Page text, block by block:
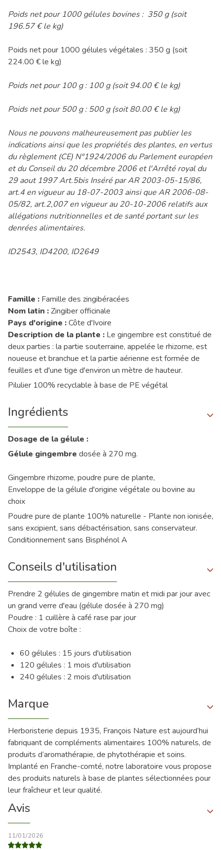
Poids net pour 1000 gélules bovines : 350 g (soit
196.57 € le kg)
Poids net pour 1000 gélules végétales : 350 g (soit
224.00 € le kg)
Poids net pour 100 g : 100 g (soit 94.00 € le kg)
Poids net pour 500 g : 500 g (soit 80.00 € le kg)
Nous ne pouvons malheureusement pas publier les
indications ainsi que les propriétés des plantes, en vertus
du règlement (CE) N°1924/2006 du Parlement européen
et du Conseil du 20 décembre 2006 et l'Arrêté royal du
29 aout 1997 Art.5bis Inséré par AR 2003-05-15/86,
art.4 en vigueur au 18-07-2003 ainsi que AR 2006-08-
05/82, art.2,007 en vigueur au 20-10-2006 relatifs aux
allégations nutritionnelles et de santé portant sur les
denrées alimentaires.
ID2543, ID4200, ID2649
Famille : Famille des zingibéracées
Nom latin :Zingiber officinale
Pays d'origine :Côte d'Ivoire
Description de la plante : Le gingembre est constitué de
deux parties : la partie souterraine, appelée le rhizome, est
noueuse et branchue et la partie aérienne est formée de
feuilles et d'une tige d'environ un mètre de hauteur.
Pilulier 100% recyclable à base de PE végétal
Ingrédients
Dosage de la gélule :
Gélule gingembre dosée à 270 mg.
Gingembre rhizome, poudre pure de plante,
Enveloppe de la gélule d'origine végétale ou bovine au
choix
Poudre pure de plante 100% naturelle - Plante non ionisée,
sans excipient, sans débactérisation, sans conservateur.
Conditionnement sans Bisphénol A
Conseils d'utilisation
Prendre 2 gélules de gingembre matin et midi par jour avec
un grand verre d'eau (gélule dosée à 270 mg)
Poudre : 1 cuillère à café rase par jour
Choix de votre boîte :
60 gélules : 15 jours d'utilisation
120 gélules : 1 mois d'utilisation
240 gélules : 2 mois d'utilisation
Marque
Herboristerie depuis 1935, François Nature est aujourd’hui
fabriquant de compléments alimentaires 100% naturels, de
produits d’aromathérapie, de phytothérapie et soins.
Implanté en Franche-comté, notre laboratoire vous propose
des produits naturels à base de plantes sélectionnées pour
leur fraîcheur et leur qualité.
Avis
11/01/2026